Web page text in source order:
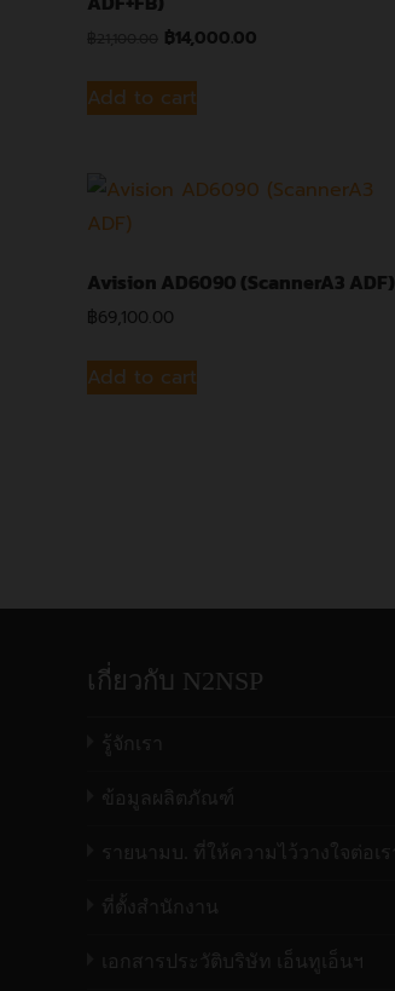
฿14,000.00
Add to cart
Avision AD6090 (ScannerA3 ADF)
฿69,100.00
Add to cart
เกี่ยวกับ N2NSP
รู้จักเรา
ข้อมูลผลิตภัณฑ์
รายนามบ. ที่ให้ความไว้วางใจต่อเรา
ที่ตั้งสำนักงาน
เอกสารประวัติบริษัท เอ็นทูเอ็นฯ